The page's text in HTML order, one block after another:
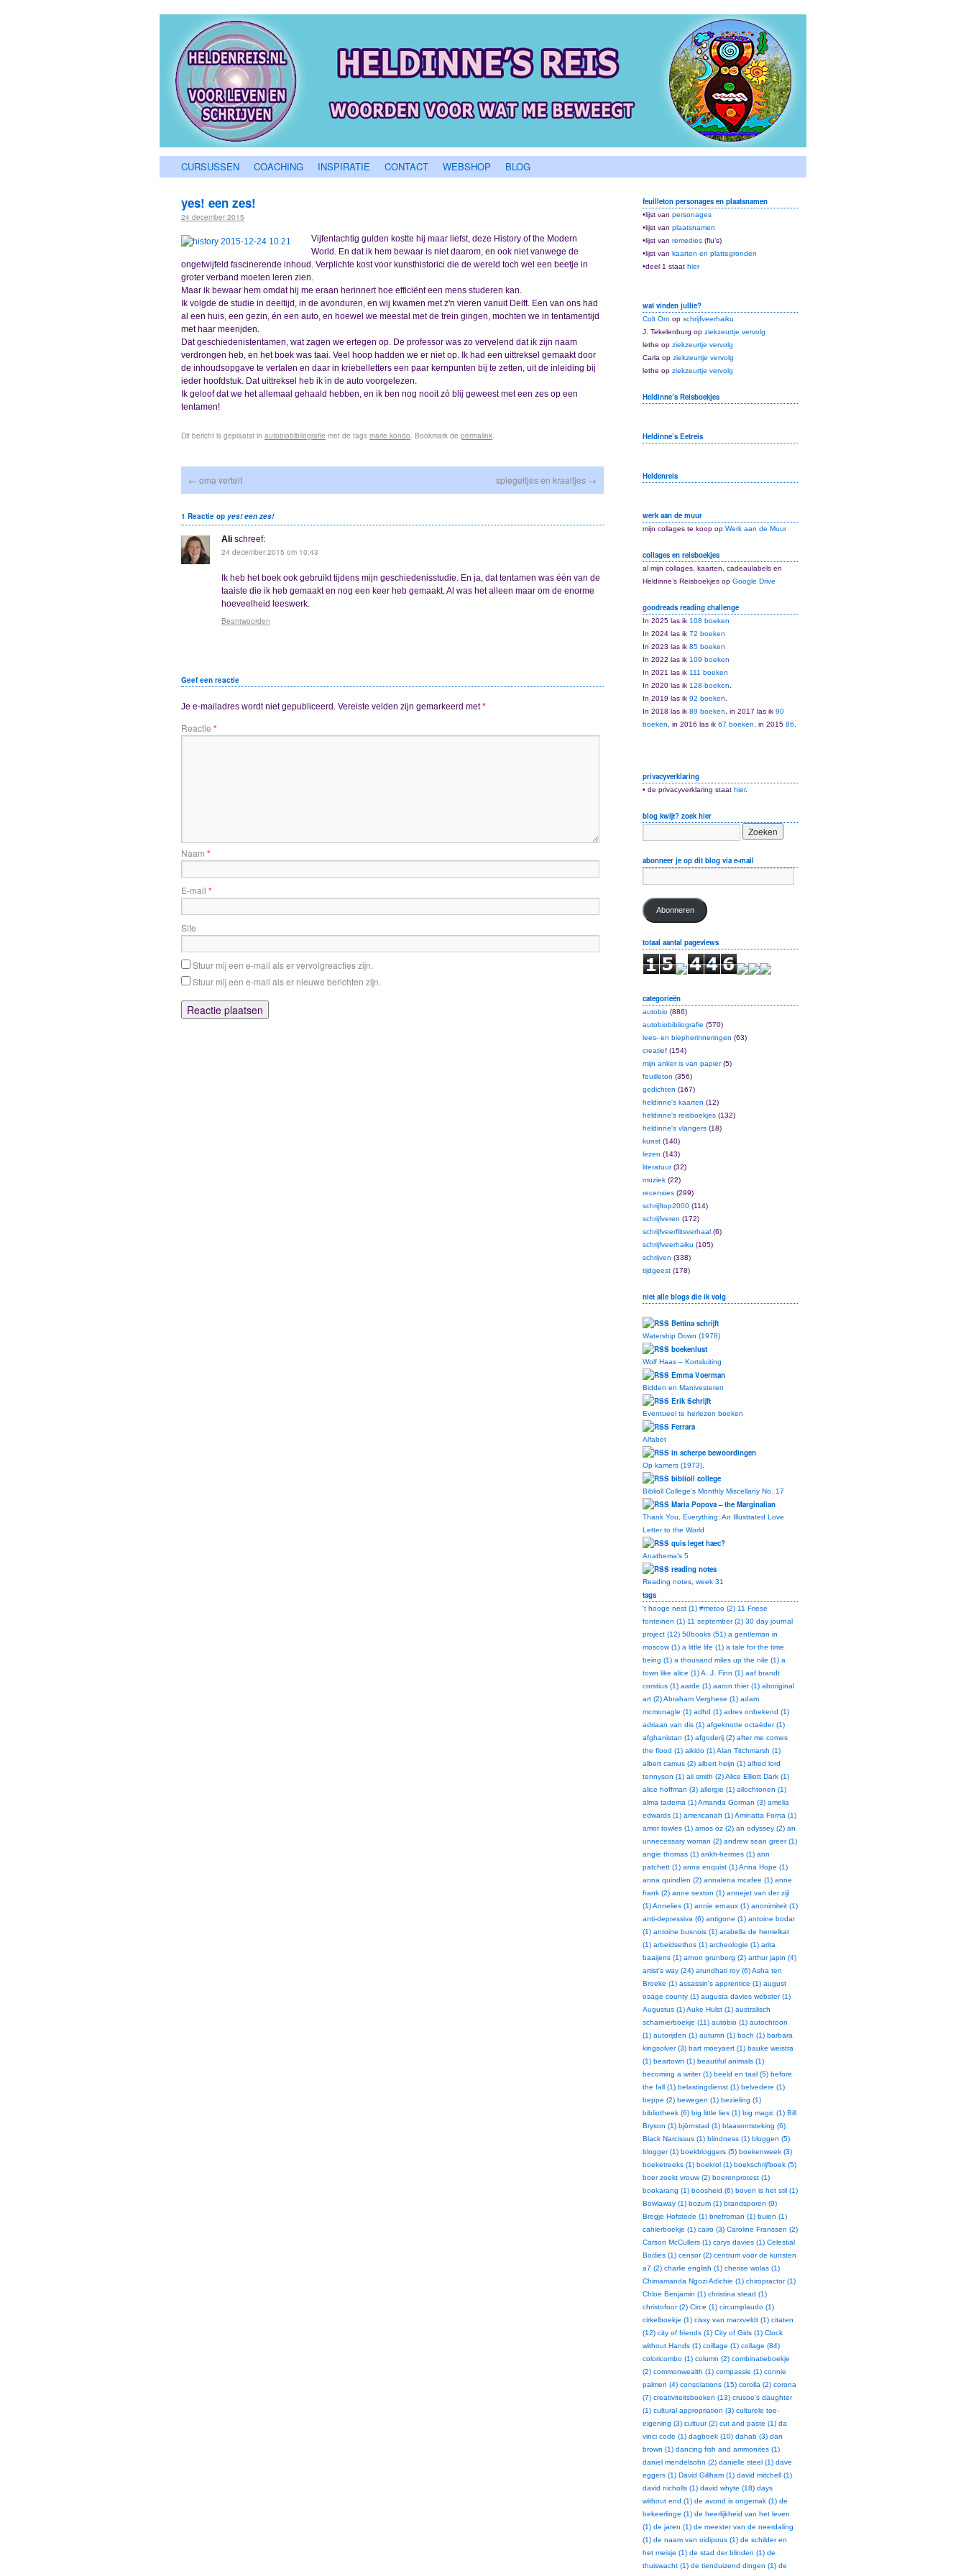
CURSUSSEN COACHING INSPIRATIE CONTACT WEBSHOP BLOG
yes! een zes!
24 december 2015
Vijfentachtig gulden kostte hij maar liefst, deze History of the Modern
World. En dat ik hem bewaar is niet daarom, en ook niet vanwege de
ongetwijfeld fascinerende inhoud. Verplichte kost voor kunsthistorici die de wereld toch wel een beetje in
groter verband moeten leren zien.
Maar ik bewaar hem omdat hij me eraan herinnert hoe efficiënt een mens studeren kan.
Ik volgde de studie in deeltijd, in de avonduren, en wij kwamen met z'n vieren vanuit Delft. Een van ons had
al een huis, een gezin, én een auto, en hoewel we meestal met de trein gingen, mochten we in tentamentijd
met haar meerijden.
Dat geschiedenistentamen, wat zagen we ertegen op. De professor was zo vervelend dat ik zijn naam
verdrongen heb, en het boek was taai. Veel hoop hadden we er niet op. Ik had een uittreksel gemaakt door
de inhoudsopgave te vertalen en daar in kriebelletters een paar kernpunten bij te zetten, uit de inleiding bij
ieder hoofdstuk. Dat uittreksel heb ik in de auto voorgelezen.
Ik geloof dat we het allemaal gehaald hebben, en ik ben nog nooit zó blij geweest met een zes op een
tentamen!
Dit bericht is geplaatst in autobiobibliografie met de tags marie kondo. Bookmark de permalink.
← oma vertelt spiegeltjes en kraaltjes →
1 Reactie op yes! een zes!
Ali schreef:
24 december 2015 om 10:43
Ik heb het boek ook gebruikt tijdens mijn geschiedenisstudie. En ja, dat tentamen was één van de
taaiste die ik heb gemaakt en nog een keer heb gemaakt. Al was het alleen maar om de enorme
hoeveelheid leeswerk.
Beantwoorden
Geef een reactie
Je e-mailadres wordt niet gepubliceerd. Vereiste velden zijn gemarkeerd met*
Reactie *
Naam *
E-mail *
Site
Stuur mij een e-mail als er vervolgreacties zijn.
Stuur mij een e-mail als er nieuwe berichten zijn.
feuilleton personages en plaatsnamen
•lijst van personages
•lijst van plaatsnamen
•lijst van remedies (flu’s)
•lijst van kaarten en plattegronden
•deel 1 staat hier
wat vinden jullie?
Colt Orn op schrijfveerhaiku
J. Tekelenburg op ziekzeurtje vervolg
lethe op ziekzeurtje vervolg
Carla op ziekzeurtje vervolg
lethe op ziekzeurtje vervolg
Heldinne’s Reisboekjes
Heldinne’s Eetreis
Heldenreis
werk aan de muur
mijn collages te koop op Werk aan de Muur
collages en reisboekjes
al mijn collages, kaarten, cadeaulabels en
Heldinne’s Reisboekjes op Google Drive
goodreads reading challenge
In 2025 las ik 108 boeken
In 2024 las ik 72 boeken
In 2023 las ik 85 boeken
In 2022 las ik 109 boeken
In 2021 las ik 111 boeken
In 2020 las ik 128 boeken
In 2019 las ik 92 boeken
In 2018 las ik 89 boeken , in 2017 las ik 90
boeken , in 2016 las ik 67 boeken , in 2015 86
privacyverklaring
• de privacyverklaring staat hier.
blog kwijt? zoek hier
abonneer je op dit blog via e-mail
Abonneren
totaal aantal pageviews
categorieën
autobio (886)
autobiobibliografie (570)
lees- en biepherinneringen (63)
creatief (154)
mijn anker is van papier(5)
feuilleton (356)
gedichten (167)
heldinne's kaarten (12)
heldinne's reisboekjes (132)
heldinne's vlangers (18)
kunst (140)
lezen (143)
literatuur(32)
muziek (22)
recensies (299)
schrijftop2000 (114)
schrijfveren (172)
schrijfveerflitsverhaal (6)
schrijfveerhaiku (105)
schrijven (338)
tijdgeest (178)
niet alle blogs die ik volg
Bettina schrijft
Watership Down (1978)
boekenlust
Wolf Haas – Kortsluiting
Emma Voerman
Bidden en Manivesteren
Erik Schrijft
Eventueel te herlezen boeken
Ferrara
Alfabet
in scherpe bewoordingen
Op kamers (1973).
biblioll college
Biblioll College's Monthly Miscellany No. 17
Maria Popova – the Marginalian
Thank You, Everything: An Illustrated Love
Letter to the World
quis leget haec?
Anathema’s 5
reading notes
Reading notes, week 31
tags
't hooge nest (1) #metoo (2) 11 Friese
fonteinen (1) 11 september (2) 30 day journal
project (12) 50books (51) a gentleman in
moscow (1) a little life (1) a tale for the time
being (1) a thousand miles up the nile (1) a
town like alice (1)A. J. Finn (1) aaf brandt
corstius (1) aarde (1) aaron thier (1) aboriginal
art (2)Abraham Verghese (1) adam
mcmonagle (1) adhd (1) adres onbekend (1)
adriaan van dis (1) afgeknotte octaëder (1)
afghanistan (1) afgoderij (2) after me comes
the flood (1) aikido (1)Alan Titchmarsh (1)
albert camus (2) albert heijn (1) alfred lord
tennyson (1) ali smith (2)Alice Elliott Dark (1)
alice hoffman (3) allergie (1) allochtonen (1)
alma tadema (1)Amanda Gorman (3) amelia
edwards (1) americanah (1)Aminatta Forna (1)
amor towles (1) amos oz (2) an odyssey (2) an
unnecessary woman (2) andrew sean greer (1)
angie thomas (1) ankh-hermes (1) ann
patchett (1) anna enquist (1)Anna Hope (1)
anna quindlen (2) annalena mcafee (1) anne
frank (2) anne sexton (1) annejet van der zijl
(1)Annelies (1) annie ernaux (1) anonimiteit (1)
anti-depressiva (6) antigone (1) antoine bodar
(1) antoine busnois (1) arabella de hemelkat
(1) arbeidsethos (1) archeologie (1) arita
baaijens (1) arnon grunberg (2) arthur japin (4)
artist's way (24) arundhati roy (6)Asha ten
Broeke (1) assassin's apprentice (1) august
osage county (1) augusta davies webster (1)
Augustus (1)Auke Hulst (1) australisch
scharnierboekje (11) autobio (1) autochtoon
(1) autorijden (1) autumn (1) bach (1) barbara
kingsolver (3) bart moeyaert (1) bauke weistra
(1) beartown (1) beautiful animals (1)
becoming a writer (1) beeld en taal (5) before
the fall (1) belastingdienst (1) belvedere (1)
beppe (2) bewegen (1) bezieling (1)
bibliotheek (6) big little lies (1) big magic (1) Bill
Bryson (1) björnstad (1) blaasontsteking (6)
Black Narcissus (1) blindness (1) bloggen (5)
blogger (1) boekbloggers (5) boekenweek (3)
boeketreeks (1) boekrol (1) boekschrijfboek (5)
boer zoekt vrouw (2) boerenprotest (1)
bookarang (1) boosheid (6) boven is het stil (1)
Bowlaway (1) bozum (1) brandsporen (9)
Bregje Hofstede (1) briefroman (1) buien (1)
cahierboekje (1) cairo (3) Caroline Franssen (2)
Carson McCullers (1) carys davies (1) Celestial
Bodies (1) censor (2) centrum voor de kunsten
a7 (2) charlie english (1) cherise wolas (1)
Chimamanda Ngozi Adichie (1) chiropractor (1)
Chloe Benjamin (1) christina stead (1)
christofoor (2) Circe (1) circumplaudo (1)
cirkelboekje (1) cissy van marxveldt (1) citaten
(12) city of friends (1) City of Girls (1) Clock
without Hands (1) coillage (1) collage (84)
coloricombo (1) column (2) combinatieboekje
(2) commonwealth (1) compassie (1) connie
palmen (4) consolations (15) corolla (2) corona
(7) creativiteitsboeken (13) crusoe's daughter
(1) cultural appropriation (3) culturele toe-
eigening (3) cultuur (2) cut and paste (1) da
vinci code (1) dagboek (10) dahab (3) dan
brown (1) dancing fish and ammonites (1)
daniel mendelsohn (2) danielle steel (1) dave
eggers (1) David Gillham (1) david mitchell (1)
david nicholls (1) david whyte (18) days
without end (1) de avond is ongemak (1) de
bekeerlinge (1) de heerlijkheid van het leven
(1) de jaren (1) de meester van de neerdaling
(1) de naam van oidipous (1) de schilder en
het meisje (1) de stad der blinden (1) de
thuiswacht (1) de tienduizend dingen (1) de